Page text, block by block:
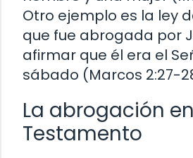
Otro ejemplo es la ley
que fue abrogada por
afirmar que él era el
sábado (Marcos 2:27-
La abrogación
Testamento